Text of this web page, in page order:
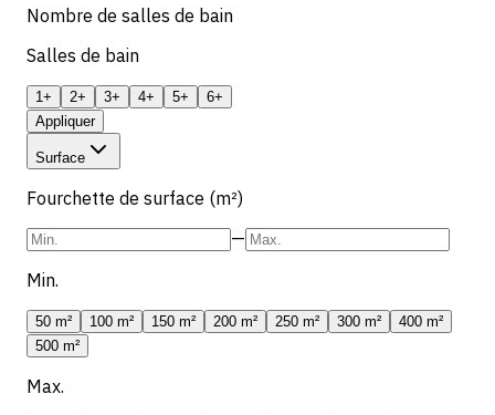
Nombre de salles de bain
Salles de bain
1+ 2+ 3+ 4+ 5+
6+
Appliquer
Surface
Fourchette de surface (m²)
—
Min.
50 m² 100 m² 150 m² 200 m² 250 m² 300 m²
400 m²
500 m²
Max.